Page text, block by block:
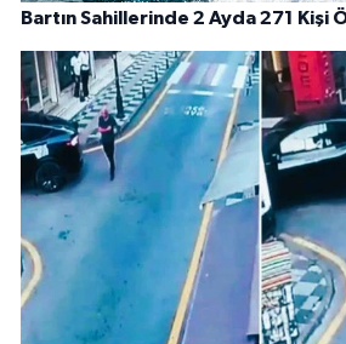
Bartın Sahillerinde 2 Ayda 271 Kişi